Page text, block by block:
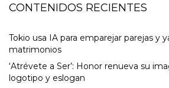
CONTENIDOS RECIENTES
Tokio usa IA para emparejar parejas y
matrimonios
‘Atrévete a Ser’: Honor renueva su
logotipo y eslogan